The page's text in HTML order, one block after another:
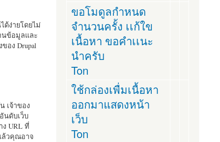
ด้ง่ายโดยไม่
นข้อมูลและ
อง Drupal
เจ้าของ
นดับเว็บ
URL ที่
ล้วคุณอาจ
ขอโมดูลกำหนด
จำนวนครั้ง เเก้ใข
เนื้อหา ขอคำเเนะ
นำครับ
Ton
ใช้กล่องเพื่มเนื้อหา
ออกมาแสดงหน้า
เว็บ
Ton